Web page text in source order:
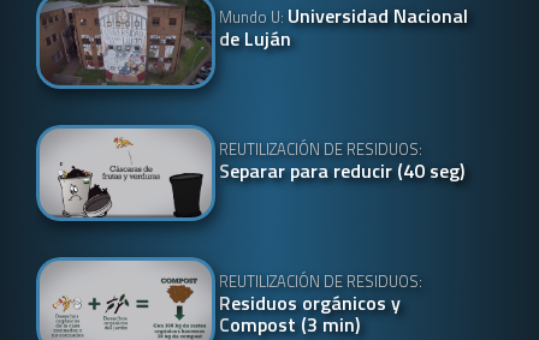
Mundo U: Universidad Nacional
de Luján
REUTILIZACIÓN DE RESIDUOS:
Separar para reducir (40 seg)
REUTILIZACIÓN DE RESIDUOS:
Residuos orgánicos y
Compost (3 min)